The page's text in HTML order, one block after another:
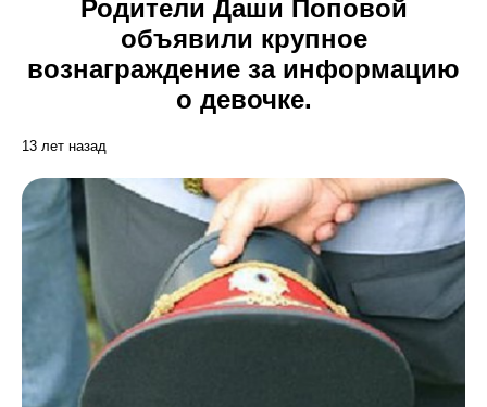
Родители Даши Поповой
объявили крупное
вознаграждение за информацию
о девочке.
13 лет назад